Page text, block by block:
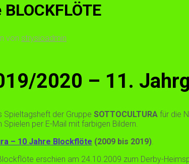
von strysioadmin
2020 – 11.
Spieltagsheft der Gruppe SOTTOCULTURA für die
Spielen per E-Mail mit farbigen Bildern.
– 10 Jahre Blockflöte (2009 bis 2019).
erschien am 24.10.2009 zum Derby-